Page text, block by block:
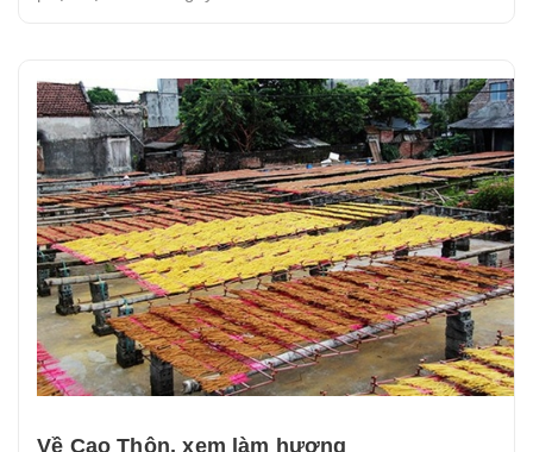
Về Cao Thôn, xem làm hương